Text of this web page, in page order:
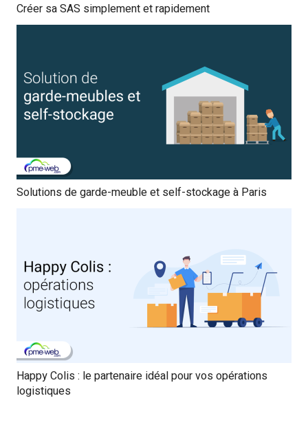
Créer sa SAS simplement et rapidement
Solutions de garde-meuble et self-stockage à Paris
Happy Colis : le partenaire idéal pour vos opérations
logistiques